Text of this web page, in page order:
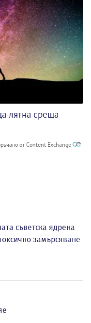
лятна среща
от Content Exchange
съветска ядрена
замърсяване